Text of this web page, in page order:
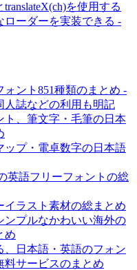
を使用する
ローダーを実装できる -
ォント851種類のまとめ -
人誌などの利用も明記
ト、筆文字・毛筆の日本
ップ・電卓数字の日本語
英語フリーフォントの総
ラスト素材の総まとめ
ンプルなかわいい海外の
め
、日本語・英語のフォン
料サービスのまとめ